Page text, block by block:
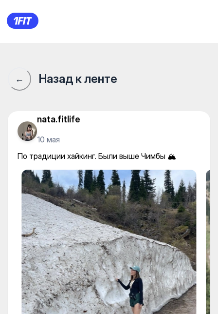
По традиции хайкинг.
← Назад к ленте
nata.fitlife
10 мая
По традиции хайкинг. Были выше Чимбы 🏔️